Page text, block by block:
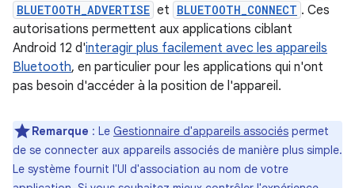
BLUETOOTH_ADVERTISE et BLUETOOTH_CONNECT . Ces
autorisations permettent aux applications ciblant
Android 12 d'interagir plus facilement avec les appareils
Bluetooth, en particulier pour les applications qui n'ont
pas besoin d'accéder à la position de l'appareil.
Remarque : Le Gestionnaire d'appareils associés permet
de se connecter aux appareils associés de manière plus simple.
Le système fournit l'UI d'association au nom de votre